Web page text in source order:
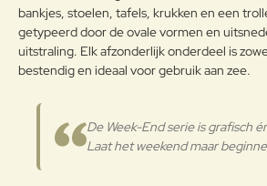
Waardering:
Waarderin
g:
Slecht
Verder
bankjes, stoelen, tafels, krukken en een
getypeerd door de ovale vormen en
uitstraling. Elk afzonderlijk onderdeel is
bestendig en ideaal voor gebruik aan zee.
De Week-End serie is grafisch
Laat het weekend maar